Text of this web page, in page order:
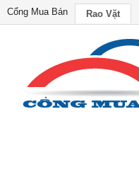
Cổng Mua Bán Rao Vặt